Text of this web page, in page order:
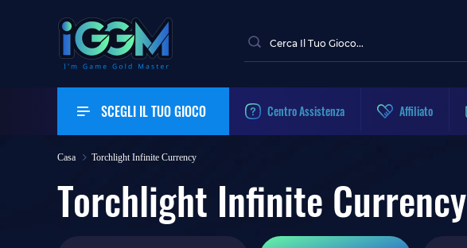
SCEGLI IL TUO GIOCO Centro Assistenza Affiliato
Casa Torchlight Infinite Currency
Torchlight Infinite Currency